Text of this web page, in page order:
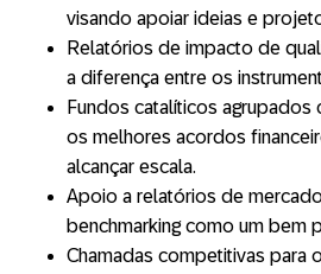
visando apoiar ideias e
Relatórios de impacto de
a diferença entre os
Fundos catalíticos
os melhores acordos
alcançar escala.
Apoio a relatórios de
benchmarking como um bem
Chamadas competitivas para